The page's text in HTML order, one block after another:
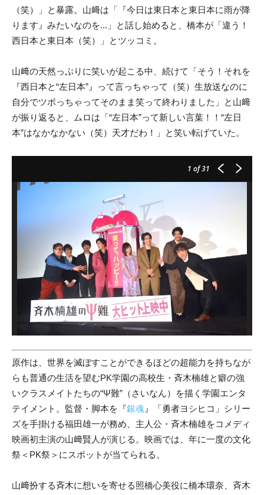
（笑）」と暴露。山﨑は「『今日は東日本と東日本に雨が降
ります』みたいなのを...」と話し始めると、橋本が「違う！
西日本と東日本（笑）」とツッコミ。
山﨑の天然っぷりに笑いが起こる中、続けて「そう！それを
『西日本と“左日本”』って言っちゃって（笑）生放送なのに
自分でツボっちゃってそのまま笑って終わりました」と山﨑
が振り返ると、ムロは「“左日本”って新しい言葉！！“左日
本”はなかなかない（笑）天才だわ！」と笑い転げていた。
1 of 31
原作は、世界を滅ぼすことができるほどの超能力を持ちなが
らも普通の生活を望むPK学園の高校生・斉木楠雄と癖の強
いクラスメイトたちの“Ψ難”（さいなん）を描く学園エンタ
テイメント。監督・脚本を『銀魂 』「勇者ヨシヒコ」シリー
ズを手掛ける福田雄一が務め、主人公・斉木楠雄をコメディ
映画初主演の山﨑賢人が演じる。映画では、年に一度の文化
祭＜PK祭＞にスポットが当てられる。
山﨑扮する斉木に想いを寄せる照橋心美役に橋本環奈、斉木